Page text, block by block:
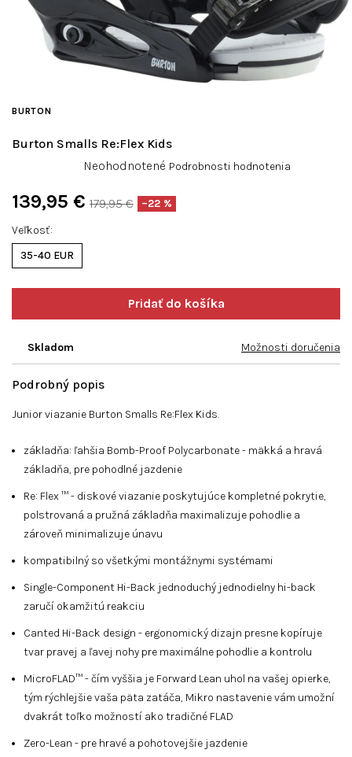
Veľkosť
35-40 EUR
179,95 € –22 %
139,95 €
Skladom Možnosti doručenia
Burton Smalls Re:Flex Kids
BURTON
Priemerné
produktu
je
z
Neohodnotené Podrobnosti hodnotenia
Podrobný popis
Junior viazanie Burton Smalls Re:Flex Kids.
základňa: ľahšia Bomb-Proof Polycarbonate - mäkká a hravá
základňa, pre pohodlné jazdenie
Re: Flex ™ - diskové viazanie poskytujúce kompletné pokrytie,
polstrovaná a pružná základňa maximalizuje pohodlie a
zároveň minimalizuje únavu
kompatibilný so všetkými montážnymi systémami
Single-Component Hi-Back jednoduchý jednodielny hi-back
zaručí okamžitú reakciu
Canted Hi-Back design - ergonomický dizajn presne kopíruje
tvar pravej a ľavej nohy pre maximálne pohodlie a kontrolu
MicroFLAD™ - čím vyššia je Forward Lean uhol na vašej opierke,
tým rýchlejšie vaša päta zatáča, Mikro nastavenie vám umožní
dvakrát toľko možností ako tradičné FLAD
Zero-Lean - pre hravé a pohotovejšie jazdenie